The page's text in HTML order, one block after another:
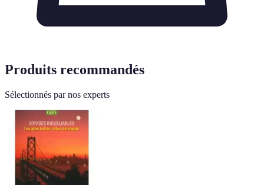
Produits recommandés
Sélectionnés par nos experts